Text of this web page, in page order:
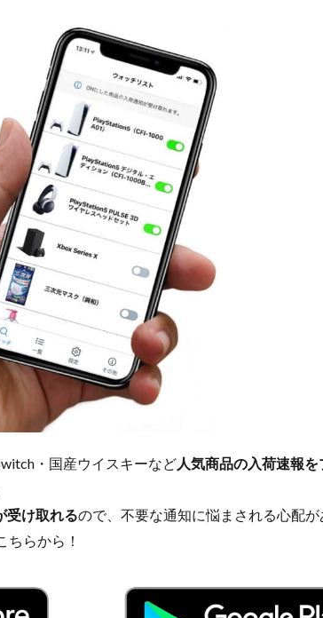
・国産ウイスキーなど人気商品の入荷速報
受け取れるので、不要な通知に悩まされる心配が
ちらから！